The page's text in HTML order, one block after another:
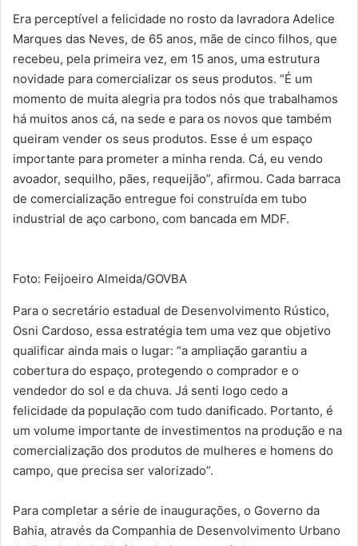
Era perceptível a felicidade no rosto da lavradora Adelice
Marques das Neves, de 65 anos, mãe de cinco filhos, que
recebeu, pela primeira vez, em 15 anos, uma estrutura
novidade para comercializar os seus produtos. “É um
momento de muita alegria pra todos nós que trabalhamos
há muitos anos cá, na sede e para os novos que também
queiram vender os seus produtos. Esse é um espaço
importante para prometer a minha renda. Cá, eu vendo
avoador, sequilho, pães, requeijão”, afirmou. Cada barraca
de comercialização entregue foi construída em tubo
industrial de aço carbono, com bancada em MDF.
Foto: Feijoeiro Almeida/GOVBA
Para o secretário estadual de Desenvolvimento Rústico,
Osni Cardoso, essa estratégia tem uma vez que objetivo
qualificar ainda mais o lugar: “a ampliação garantiu a
cobertura do espaço, protegendo o comprador e o
vendedor do sol e da chuva. Já senti logo cedo a
felicidade da população com tudo danificado. Portanto, é
um volume importante de investimentos na produção e na
comercialização dos produtos de mulheres e homens do
campo, que precisa ser valorizado”.
Para completar a série de inaugurações, o Governo da
Bahia, através da Companhia de Desenvolvimento Urbano